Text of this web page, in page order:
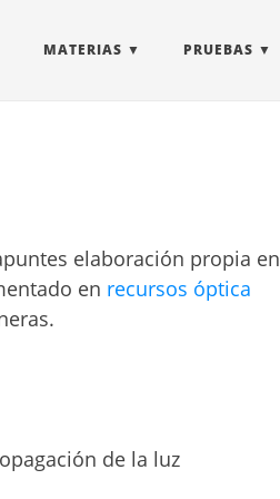
MATERIAS PRUEBAS
elaboración propia en
en recursos óptica
de la luz